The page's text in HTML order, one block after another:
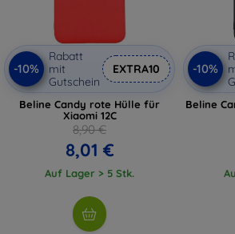
-10%
Rabatt
mit
Gutschein
EXTRA10
Beline Candy rote Hülle für
Xiaomi 12C
8,90 €
8,01 €
Auf Lager > 5 Stk.
-10%
Beline